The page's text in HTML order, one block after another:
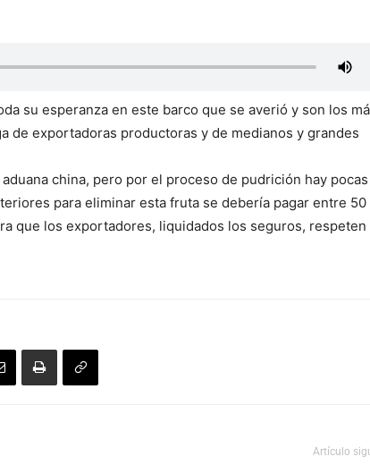
su esperanza en este barco que se averió y son los
de exportadoras productoras y de medianos y grandes
china, pero por el proceso de pudrición hay pocas
para eliminar esta fruta se debería pagar entre 50
que los exportadores, liquidados los seguros, respeten
Artículo